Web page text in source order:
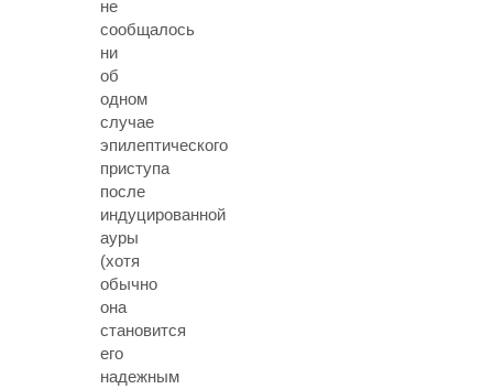
не
сообщалось
ни
об
одном
случае
эпилептического
приступа
после
индуцированной
ауры
(хотя
обычно
она
становится
его
надежным